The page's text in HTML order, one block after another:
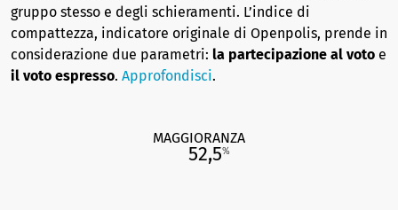
gruppo stesso e degli schieramenti. L’indice di
compattezza, indicatore originale di Openpolis, prende in
considerazione due parametri: la partecipazione al voto e
il voto espresso. Approfondisci.
MAGGIORANZA
52,5%